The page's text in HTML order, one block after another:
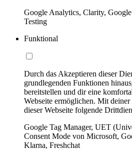
Google Analytics, Clarity,
Testing
Funktional
Durch das Akzeptieren dieser
grundlegenden Funktionen
bereitstellen und dir eine
Webseite ermöglichen. Mit
dieser Webseite folgende
Google Tag Manager, UET
Consent Mode von Microsoft,
Klarna, Freshchat